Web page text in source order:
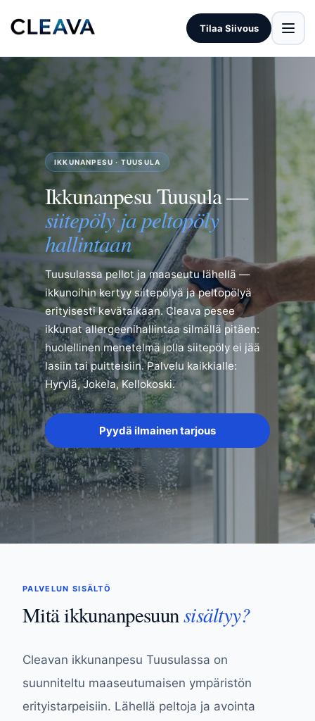
Tilaa Siivous
IKKUNANPESU · TUUSULA
Ikkunanpesu Tuusula —
siitepöly ja peltopöly
hallintaan
Tuusulassa pellot ja maaseutu lähellä —
ikkunoihin kertyy siitepölyä ja peltopölyä
erityisesti kevätaikaan. Cleava pesee
ikkunat allergeenihallintaa silmällä pitäen:
huolellinen menetelmä jolla siitepöly ei jää
lasiin tai puitteisiin. Palvelu kaikkialle:
Hyrylä, Jokela, Kellokoski.
Pyydä ilmainen tarjous
PALVELUN SISÄLTÖ
Mitä ikkunanpesuunsisältyy?
Cleavan ikkunanpesu Tuusulassa on
suunniteltu maaseutumaisen ympäristön
erityistarpeisiin. Lähellä peltoja ja avointa